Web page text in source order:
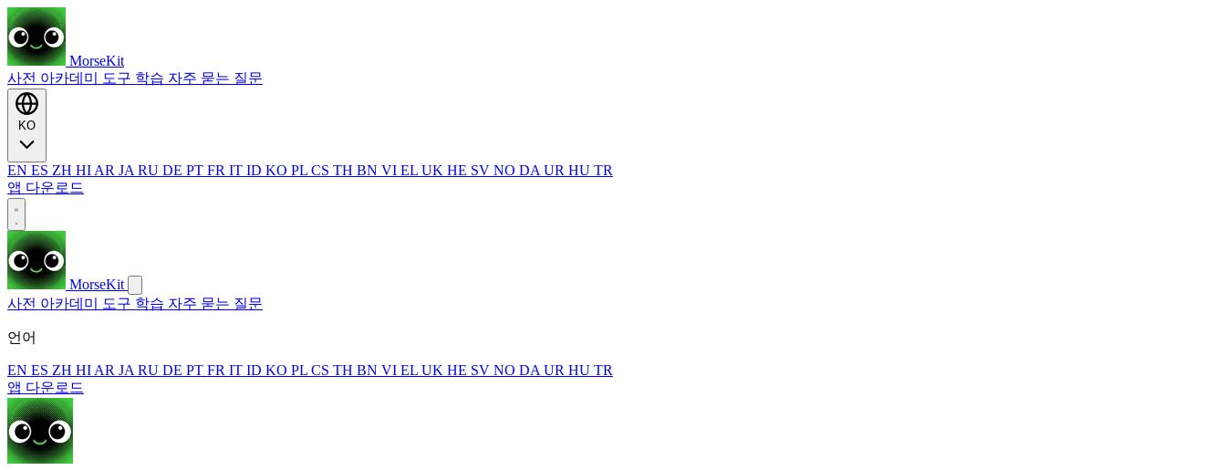
MorseKit
사전 아카데미 도구 학습 자주 묻는 질문
EN ES ZH HI AR JA RU DE PT FR IT ID KO PL CS TH BN VI EL UK HE SV NO DA UR HU TR
앱 다운로드
MorseKit
사전 아카데미 도구 학습 자주 묻는 질문
언어
EN ES ZH HI AR JA RU DE PT FR IT ID KO PL CS TH BN VI EL UK HE SV NO DA UR HU TR
앱 다운로드